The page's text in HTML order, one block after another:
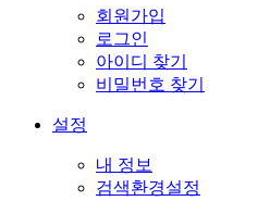
회원가입
로그인
아이디 찾기
비밀번호 찾기
설정
내 정보
검색환경설정